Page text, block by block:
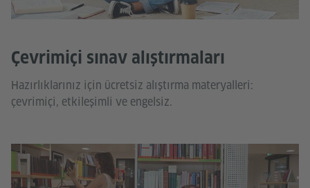
Çevrimiçi sınav alıştırmaları
Hazırlıklarınız için ücretsiz alıştırma materyalleri:
çevrimiçi, etkileşimli ve engelsiz.